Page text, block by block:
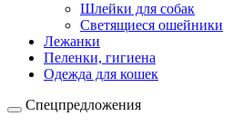
Шлейки для собак
Светящиеся ошейники
Лежанки
Пеленки, гигиена
Одежда для кошек
Спецпредложения